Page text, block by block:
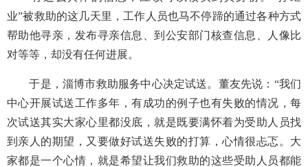
业”被救助的这几天里，工作人员也马不停蹄的通过各种方式
帮助他寻亲，发布寻亲信息、到公安部门核查信息、人像比
对等等，却没有任何进展。
于是，淄博市救助服务中心决定试送。董友先说： “我们
中心开展试送工作多年，有成功的例子也有失败的情况，每
次试送其实大家心里都没底，就是既要满怀着为受助人员找
到亲人的期望，又要做好试送失败的打算，心情很忐忑。大
家都是一个心情，就是希望让我们救助的这些受助人员都能